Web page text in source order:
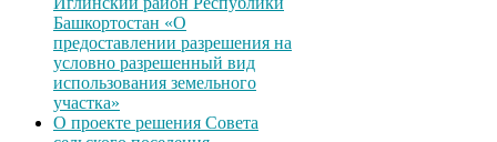
Башкортостан «О
предоставлении разрешения на
условно разрешенный вид
использования земельного
участка»
О проекте решения Совета